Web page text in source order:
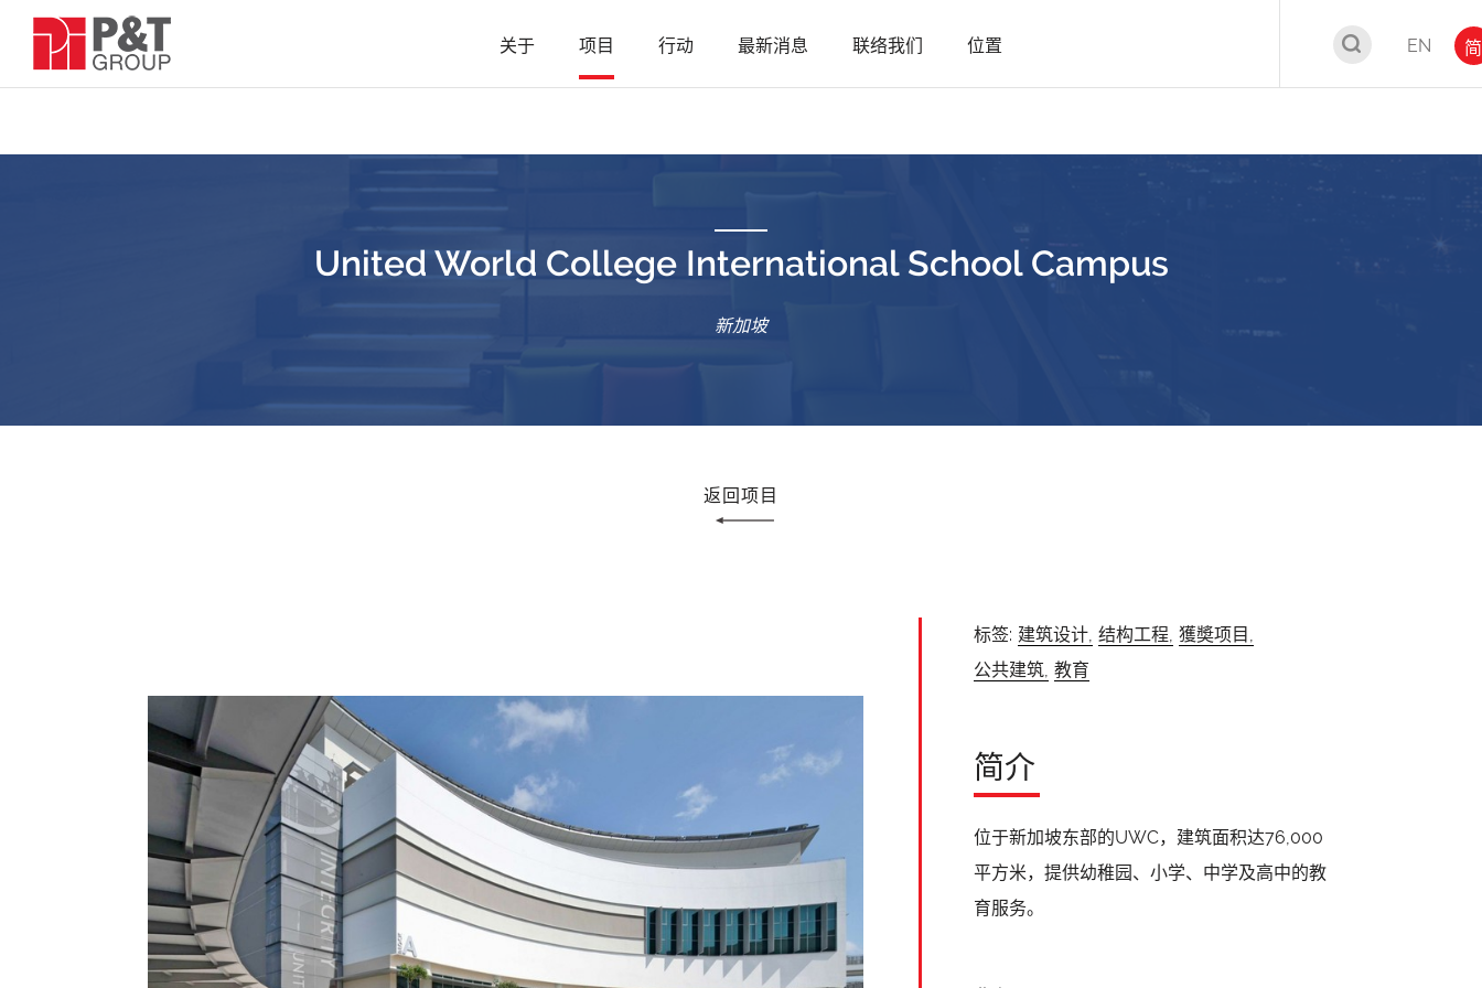
关于 项目 行动 最新消息 联络我们 位置 EN 简
United World College International School Campus
新加坡
返回项目
标签: 建筑设计, 结构工程, 獲奬项目,
公共建筑, 教育
简介
位于新加坡东部的UWC，建筑面积达76,000
平方米，提供幼稚园、小学、中学及高中的教
育服务。